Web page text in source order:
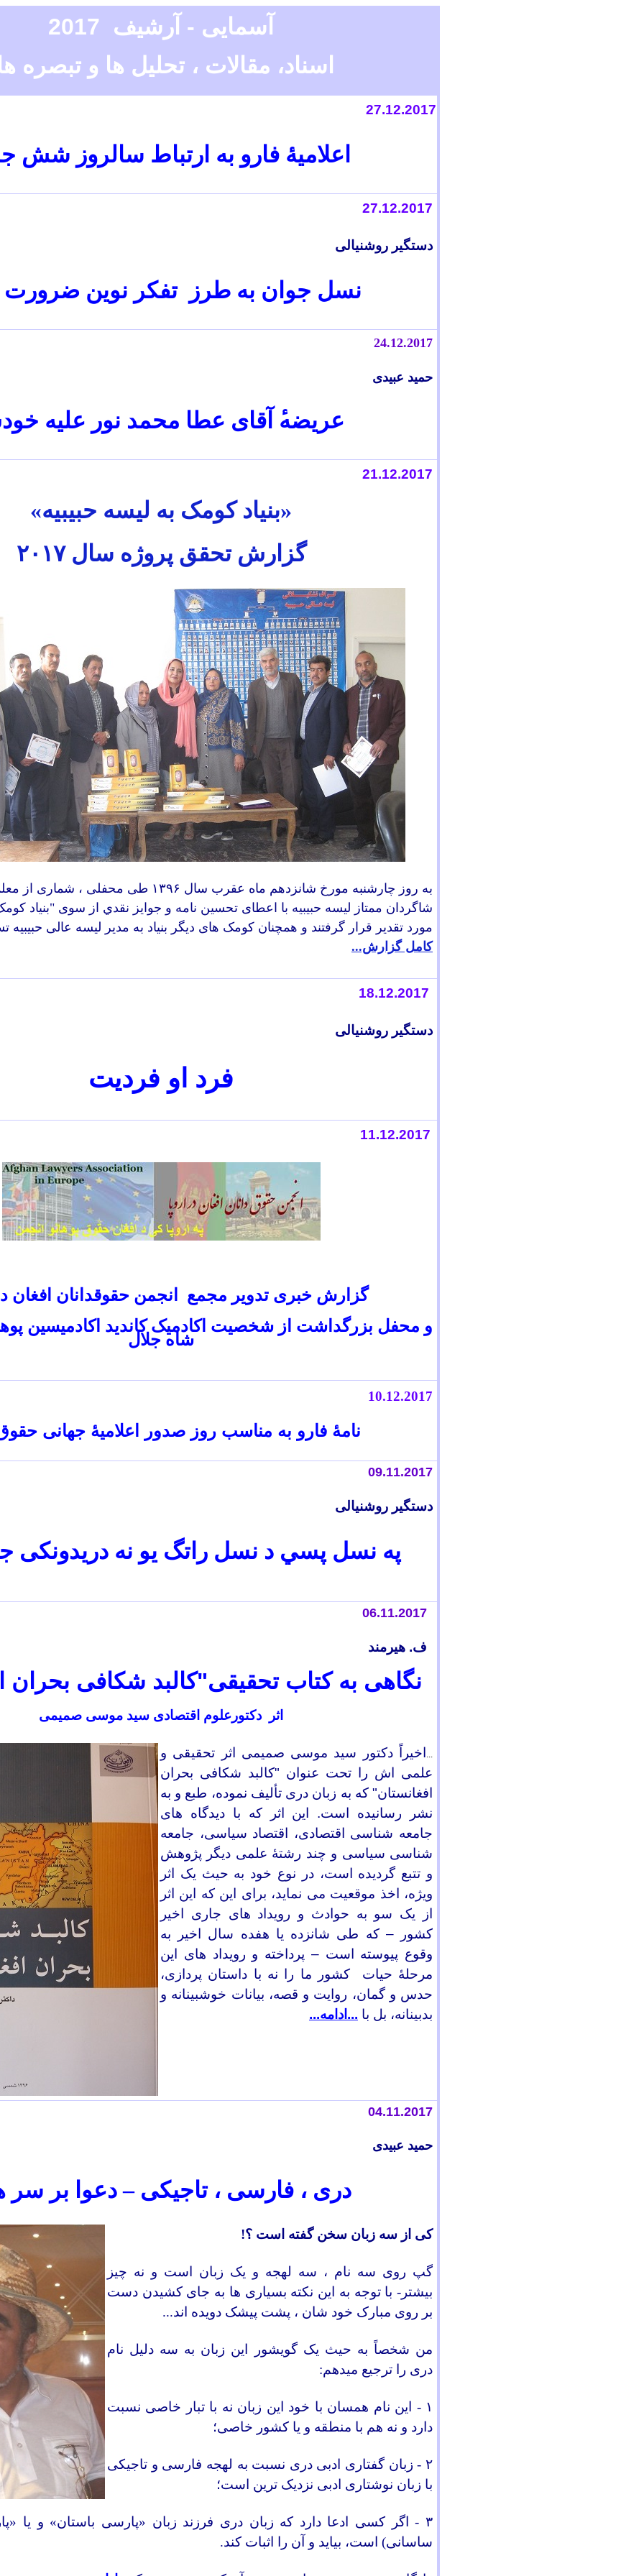
آسمایی - آرشیف 2017
اسناد، مقالات ، تحلیل ها و تبصره
27.12.2017
اعلامیهٔ فارو به ارتباط سالروز شش
27.12.2017
دستگير روشنيالی
نسل جوان به طرز تفکر نوين ضرورت
24.12.2017
حمید عبیدی
عریضه آقای عطا محمد نور علیه
21.12.2017
«بنیاد کومک به لیسه حبیبیه»
گزارش تحقق پروژه سال۲۰۱۷
به روز چارشنبه مورخ شانزدهم ماه عقرب سال ۱۳۹۶ طی محفلی ، شماری از
شاگردان ممتاز ليسه حبيبيه با اعطای تحسین نامه و جوايز نقدي از سوی "بنیاد
مورد تقدیر قرار گرفتند و همچنان کومک های دیگر بنیاد به مدیر لیسه عالی حبیبیه
کامل گزارش...
18.12.2017
دستگير روشنيالی
فرد او فرديت
11.12.2017
گزارش خبری تدویر مجمع انجمن حقوقدانان افغان
و محفل بزرگداشت از شخصیت اکادمیک کاندید اکادمیسین
شاه جلال
10.12.2017
نامۀ فارو به مناسب روز صدور اعلامیۀ جهانی
09.11.2017
دستگير روشنيالی
په نسل پسي د نسل راتگ يو نه دريدونکی
06.11.2017
ف. هیرمند
نگاهی به کتاب تحقیقی"کالبد شکافی بحران
اثر دکتورعلوم اقتصادی سید موسی صمیمی
... اخیراً دکتور سید موسی صمیمی اثر تحقیقی و
علمی اش را تحت عنوان "کالبد شکافی بحران
افغانستان"که به زبان دری تألیف نموده، طبع و به
نشر رسانیده است. این اثر که با دیدگاه های
جامعه شناسی اقتصادی، اقتصاد سیاسی، جامعه
شناسی سیاسی و چند رشتۀ علمی دیگر پژوهش
و تتبع گردیده است، در نوع خود به حیث یک اثر
ویژه، اخذ موقعیت می نماید، برای این که این اثر
از یک سو به حوادث و رویداد های جاری اخیر
کشور – که طی شانزده یا هفده سال اخیر به
وقوع پیوسته است – پرداخته و رویداد های این
مرحلۀ حیات کشور ما را نه با داستان پردازی،
حدس و گمان، روایت و قصه، بیانات خوشبینانه و
بدبینانه، بل با ...ادامه...
04.11.2017
حمید عبیدی
دری ،‌ فارسی ،‌ تاجیکی – دعوا بر سر
کی از سه زبان سخن گفته است ؟!
گپ روی سه نام ، سه لهجه و یک زبان است و نه چیز
بیشتر- با توجه به این نکته بسیاری ها به جای کشیدن دست
بر روی مبارک خود شان ،‌ پشت پیشک دویده اند...
من شخصاً به حیث یک گویشور این زبان به سه دلیل نام
دری را ترجیع میدهم:
۱ -
این نام همسان با خود این زبان نه با تبار خاصی نسبت
دارد و نه هم با منطقه و یا کشور خاصی؛
۲ - زبان گفتاری ادبی دری نسبت به لهجه فارسی و تاجیکی
با زبان نوشتاری ادبی نزدیک ترین است؛
۳- اگر کسی ادعا دارد که زبان دری فرزند زبان «پارسی باستان» و یا «
ساسانی) است، بیاید و آن را اثبات کند.